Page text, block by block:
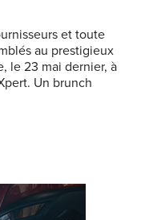
et toute
au prestigieux
le 23 mai dernier, à
Un brunch